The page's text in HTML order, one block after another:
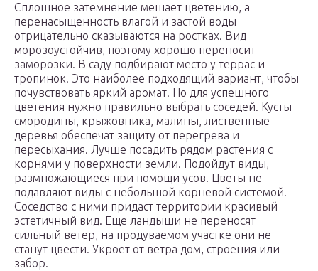
Сплошное затемнение мешает цветению, а
перенасыщенность влагой и застой воды
отрицательно сказываются на ростках. Вид
морозоустойчив, поэтому хорошо переносит
заморозки. В саду подбирают место у террас и
тропинок. Это наиболее подходящий вариант, чтобы
почувствовать яркий аромат. Но для успешного
цветения нужно правильно выбрать соседей. Кусты
смородины, крыжовника, малины, лиственные
деревья обеспечат защиту от перегрева и
пересыхания. Лучше посадить рядом растения с
корнями у поверхности земли. Подойдут виды,
размножающиеся при помощи усов. Цветы не
подавляют виды с небольшой корневой системой.
Соседство с ними придаст территории красивый
эстетичный вид. Еще ландыши не переносят
сильный ветер, на продуваемом участке они не
станут цвести. Укроет от ветра дом, строения или
забор.